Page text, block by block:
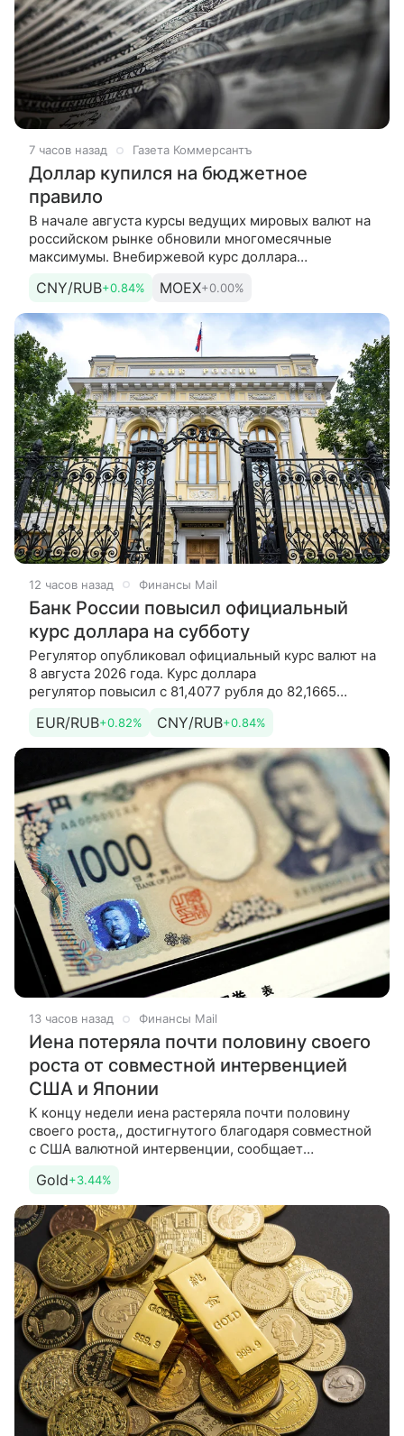
7 часов назад Газета Коммерсантъ
Доллар купился на бюджетное
правило
В начале августа курсы ведущих мировых валют на
российском рынке обновили многомесячные
максимумы. Внебиржевой курс доллара
юаня — до 12,25 руб./CNY. Ослаблению
CNY/RUB+0.84% MOEX+0.00%
12 часов назад Финансы Mail
Банк России повысил официальный
курс доллара на субботу
Регулятор опубликовал официальный курс валют на
8 августа 2026 года. Курс доллара
регулятор повысил с 81,4077 рубля до 82,1665
94,0585 рубля до 94,8366 рубля. Кроме
EUR/RUB+0.82% CNY/RUB+0.84%
13 часов назад Финансы Mail
Иена потеряла почти половину своего
роста от совместной интервенцией
США и Японии
К концу недели иена растеряла почти половину
своего роста,, достигнутого благодаря совместной
с США валютной интервенции, сообщает
обстоятельство лишь
Gold+3.44%